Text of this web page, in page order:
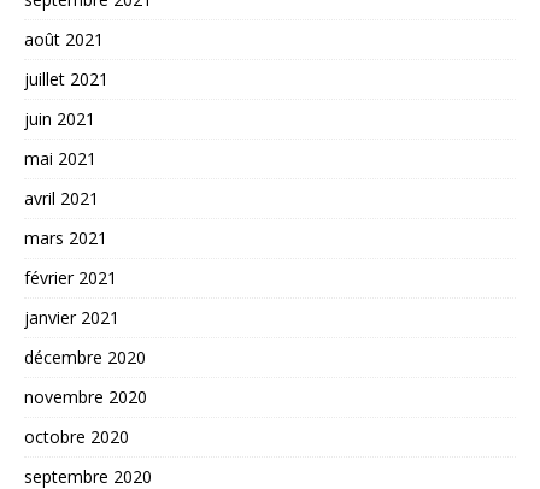
août 2021
juillet 2021
juin 2021
mai 2021
avril 2021
mars 2021
février 2021
janvier 2021
décembre 2020
novembre 2020
octobre 2020
septembre 2020